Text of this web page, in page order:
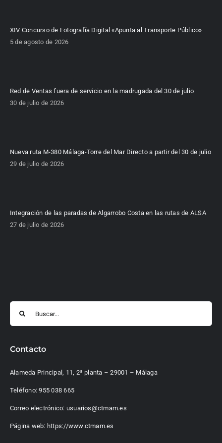
XIV Concurso de Fotografía Digital «Apunta al Transporte Público»
5 de agosto de 2026
Red de Ventas fuera de servicio en la madrugada del 30 de julio
30 de julio de 2026
Nueva ruta M-380 Málaga-Torre del Mar Directo a partir del 30 de julio
29 de julio de 2026
Integración de las paradas de Algarrobo Costa en las rutas de ALSA
27 de julio de 2026
Contacto
Alameda Principal, 11, 2ª planta – 29001 – Málaga
Teléfono:955 038 665
Correo electrónico: usuarios@ctmam.es
Página web: https://www.ctmam.es